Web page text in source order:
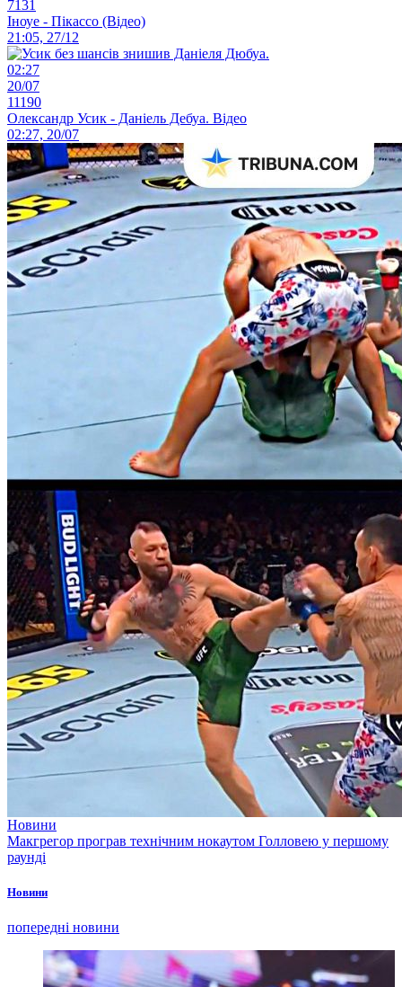
7131
Іноуе - Пікассо (Відео)
21:05, 27/12
02:27
20/07
11190
Олександр Усик - Даніель Дебуа. Відео
02:27, 20/07
Новини
Макгрегор програв технічним нокаутом Голловею у першому
раунді
Новини
попередні новини